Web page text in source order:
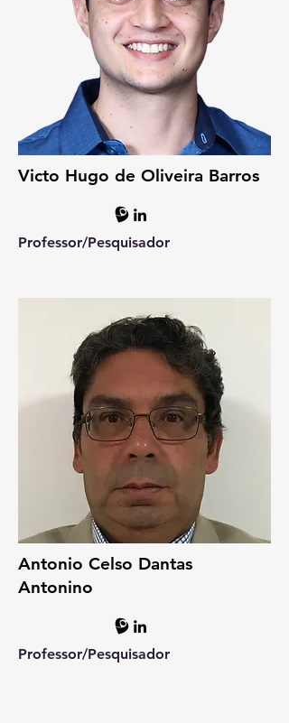
Victo Hugo de Oliveira Barros
Professor/Pesquisador
Antonio Celso Dantas
Antonino
Professor/Pesquisador